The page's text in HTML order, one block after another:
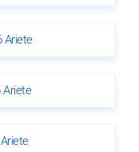
Ariete
Ariete